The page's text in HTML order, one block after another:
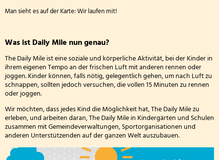
Man sieht es auf der Karte: Wir laufen mit!
Was ist Daily Mile nun genau?
The Daily Mile ist eine soziale und körperliche Aktivität, bei der Kinder in
ihrem eigenen Tempo an der frischen Luft mit anderen rennen oder
joggen. Kinder können, falls nötig, gelegentlich gehen, um nach Luft zu
schnappen, sollten jedoch versuchen, die vollen 15 Minuten zu rennen
oder joggen.
Wir möchten, dass jedes Kind die Möglichkeit hat, The Daily Mile zu
erleben, und arbeiten daran, The Daily Mile in Kindergärten und Schulen
zusammen mit Gemeindeverwaltungen, Sportorganisationen und
anderen Unterstützenden auf der ganzen Welt auszubauen.